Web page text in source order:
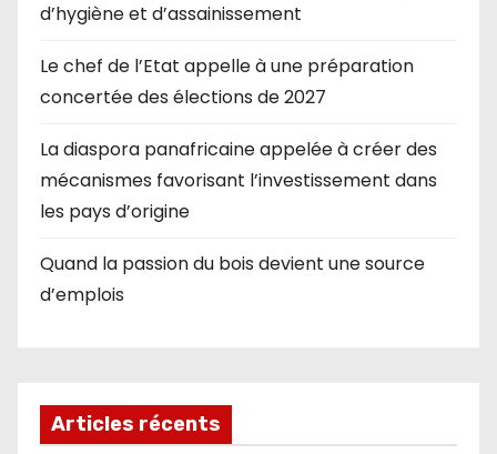
d’hygiène et d’assainissement
Le chef de l’Etat appelle à une préparation
concertée des élections de 2027
La diaspora panafricaine appelée à créer des
mécanismes favorisant l’investissement dans
les pays d’origine
Quand la passion du bois devient une source
d’emplois
Articles récents